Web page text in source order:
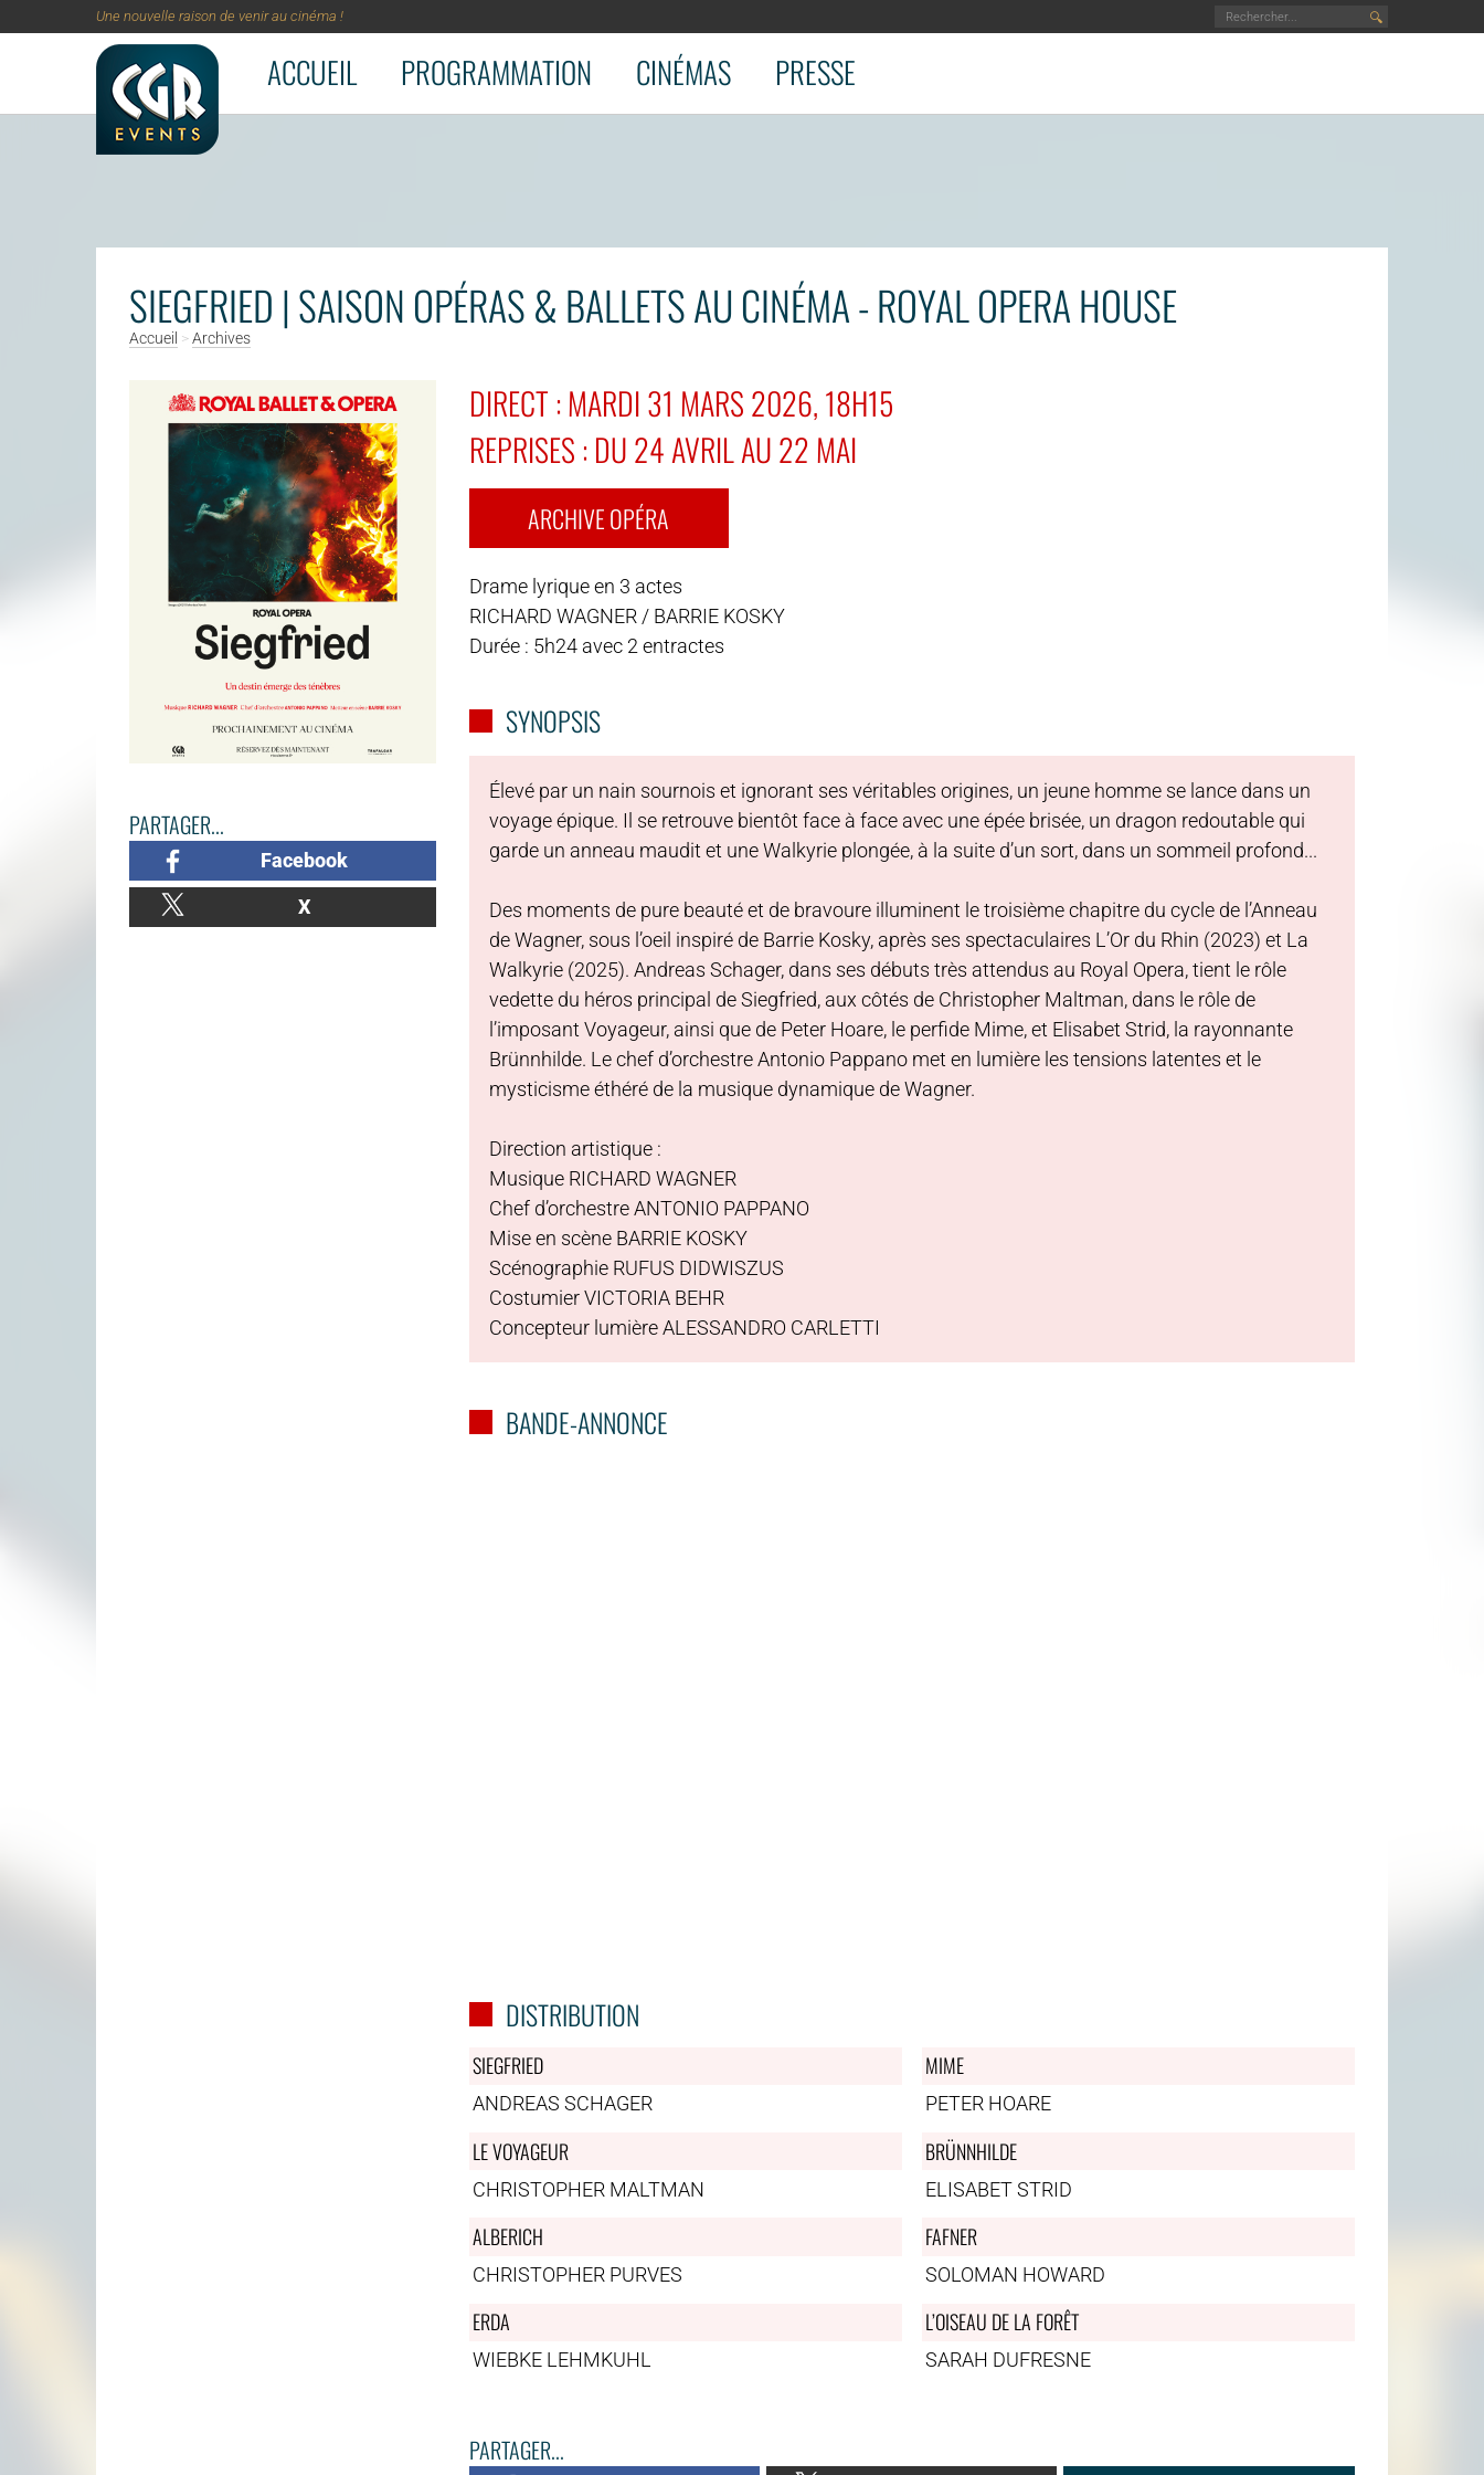
Aller au contenu principal
🔍
Une nouvelle raison de venir au cinéma !
ACCUEIL PROGRAMMATION CINÉMAS PRESSE
SIEGFRIED | SAISON OPÉRAS & BALLETS AU CINÉMA - ROYAL OPERA HOUSE
Accueil >Archives
PARTAGER...
Facebook
X
DIRECT : MARDI 31 MARS 2026, 18H15
REPRISES : DU 24 AVRIL AU 22 MAI
ARCHIVE OPÉRA
Drame lyrique en 3 actes
RICHARD WAGNER / BARRIE KOSKY
Durée : 5h24 avec 2 entractes
SYNOPSIS
Élevé par un nain sournois et ignorant ses véritables origines, un jeune homme se lance dans un
voyage épique. Il se retrouve bientôt face à face avec une épée brisée, un dragon redoutable qui
garde un anneau maudit et une Walkyrie plongée, à la suite d’un sort, dans un sommeil profond...
Des moments de pure beauté et de bravoure illuminent le troisième chapitre du cycle de l’Anneau
de Wagner, sous l’oeil inspiré de Barrie Kosky, après ses spectaculaires L’Or du Rhin (2023) et La
Walkyrie (2025). Andreas Schager, dans ses débuts très attendus au Royal Opera, tient le rôle
vedette du héros principal de Siegfried, aux côtés de Christopher Maltman, dans le rôle de
l’imposant Voyageur, ainsi que de Peter Hoare, le perfide Mime, et Elisabet Strid, la rayonnante
Brünnhilde. Le chef d’orchestre Antonio Pappano met en lumière les tensions latentes et le
mysticisme éthéré de la musique dynamique de Wagner.
Direction artistique :
Musique RICHARD WAGNER
Chef d’orchestre ANTONIO PAPPANO
Mise en scène BARRIE KOSKY
Scénographie RUFUS DIDWISZUS
Costumier VICTORIA BEHR
Concepteur lumière ALESSANDRO CARLETTI
BANDE-ANNONCE
DISTRIBUTION
SIEGFRIED
ANDREAS SCHAGER
MIME
PETER HOARE
LE VOYAGEUR
CHRISTOPHER MALTMAN
BRÜNNHILDE
ELISABET STRID
ALBERICH
CHRISTOPHER PURVES
FAFNER
SOLOMAN HOWARD
ERDA
WIEBKE LEHMKUHL
L’OISEAU DE LA FORÊT
SARAH DUFRESNE
PARTAGER...